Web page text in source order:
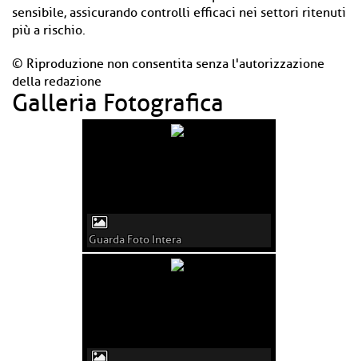
sensibile, assicurando controlli efficaci nei settori ritenuti
più a rischio.
© Riproduzione non consentita senza l'autorizzazione
della redazione
Galleria Fotografica
Guarda Foto Intera